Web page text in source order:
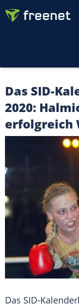
Das SID-
2020:
erfolgreich
Das SID-